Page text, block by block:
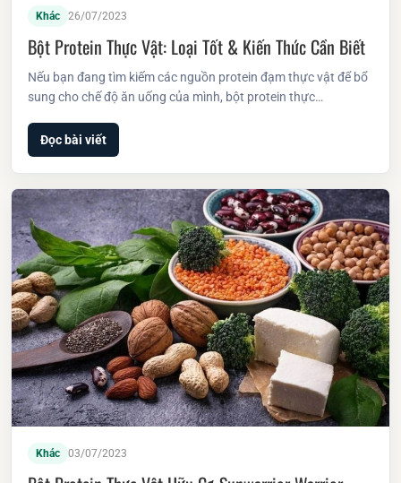
Khác 26/07/2023
Bột Protein Thực Vật: Loại Tốt & Kiến Thức Cần Biết
Nếu bạn đang tìm kiếm các nguồn protein đạm thực vật để bổ
sung cho chế độ ăn uống của mình, bột protein thực…
Đọc bài viết
Khác 03/07/2023